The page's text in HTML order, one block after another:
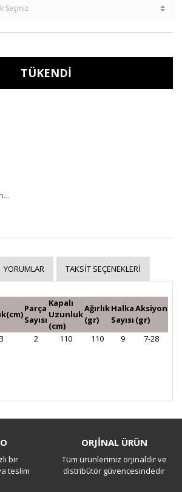
TÜKENDİ
YORUMLAR TAKSIT SEÇENEKLERI
Parça
Sayısı
Kapalı
Uzunluk
(cm)
Ağırlık
(gr)
Halka
Sayısı
Aksiyon
(gr)
2 110 110 9 7-28
Yorum Yaz
bir
teslim
ORJİNAL ÜRÜN
Tüm ürünlerimiz orjinaldir ve
distribütör güvencesindedir